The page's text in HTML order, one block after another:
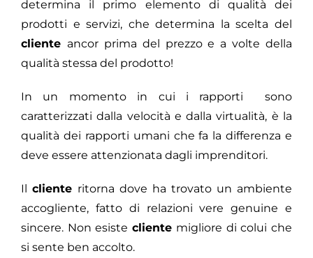
determina il primo elemento di qualità dei
prodotti e servizi, che determina la scelta del
cliente ancor prima del prezzo e a volte della
qualità stessa del prodotto!
In un momento in cui i rapporti sono
caratterizzati dalla velocità e dalla virtualità, è la
qualità dei rapporti umani che fa la differenza e
deve essere attenzionata dagli imprenditori.
Il cliente ritorna dove ha trovato un ambiente
accogliente, fatto di relazioni vere genuine e
sincere. Non esiste cliente migliore di colui che
si sente ben accolto.